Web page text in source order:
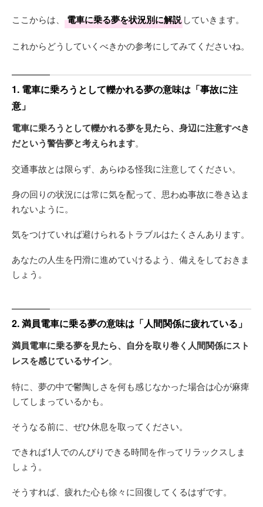
ここからは、 電車に乗る夢を状況別に解説 していきます。
これからどうしていくべきかの参考にしてみてくださいね。
1. 電車に乗ろうとして轢かれる夢の意味は「事故に注
意」
電車に乗ろうとして轢かれる夢を見たら、身辺に注意すべき
だという警告夢と考えられます。
交通事故とは限らず、あらゆる怪我に注意してください。
身の回りの状況には常に気を配って、思わぬ事故に巻き込ま
れないように。
気をつけていれば避けられるトラブルはたくさんあります。
あなたの人生を円滑に進めていけるよう、備えをしておきま
しょう。
2. 満員電車に乗る夢の意味は「人間関係に疲れている」
満員電車に乗る夢を見たら、自分を取り巻く人間関係にスト
レスを感じているサイン。
特に、夢の中で鬱陶しさを何も感じなかった場合は心が麻痺
してしまっているかも。
そうなる前に、ぜひ休息を取ってください。
できれば1人でのんびりできる時間を作ってリラックスしま
しょう。
そうすれば、疲れた心も徐々に回復してくるはずです。